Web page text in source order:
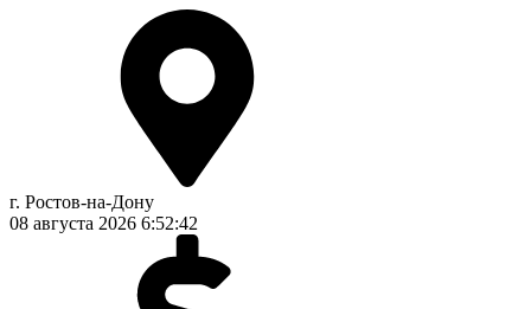
г. Ростов-на-Дону
08 августа 2026 6:52:43